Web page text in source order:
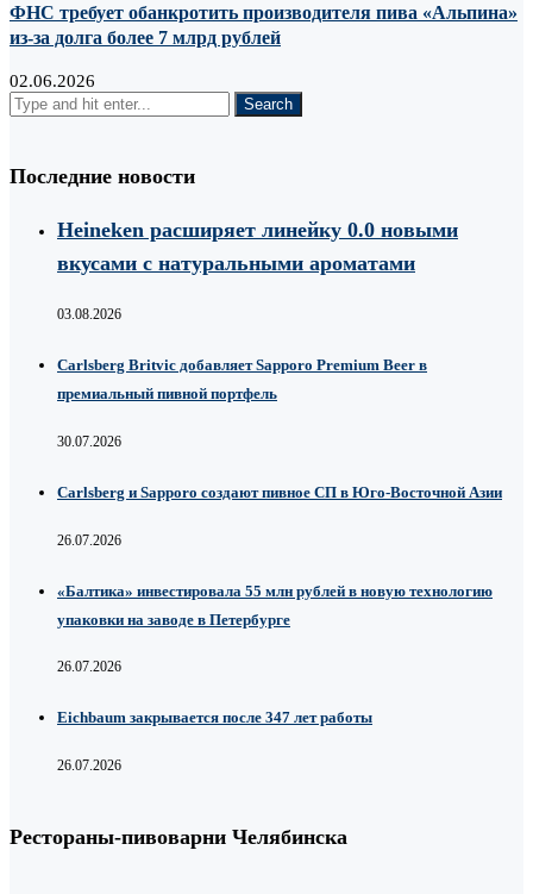
ФНС требует обанкротить производителя пива «Альпина»
из-за долга более 7 млрд рублей
02.06.2026
Последние новости
Heineken расширяет линейку 0.0 новыми
вкусами с натуральными ароматами
03.08.2026
Carlsberg Britvic добавляет Sapporo Premium Beer в
премиальный пивной портфель
30.07.2026
Carlsberg и Sapporo создают пивное СП в Юго-Восточной Азии
26.07.2026
«Балтика» инвестировала 55 млн рублей в новую технологию
упаковки на заводе в Петербурге
26.07.2026
Eichbaum закрывается после 347 лет работы
26.07.2026
Рестораны-пивоварни Челябинска